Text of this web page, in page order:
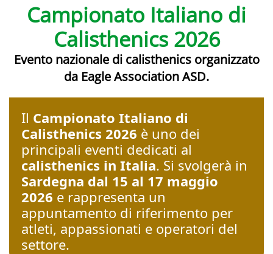
Campionato Italiano di
Calisthenics 2026
Evento nazionale di calisthenics organizzato
da Eagle Association ASD.
Il Campionato Italiano di
Calisthenics 2026 è uno dei
principali eventi dedicati al
calisthenics in Italia. Si svolgerà in
Sardegna dal 15 al 17 maggio
2026 e rappresenta un
appuntamento di riferimento per
atleti, appassionati e operatori del
settore.